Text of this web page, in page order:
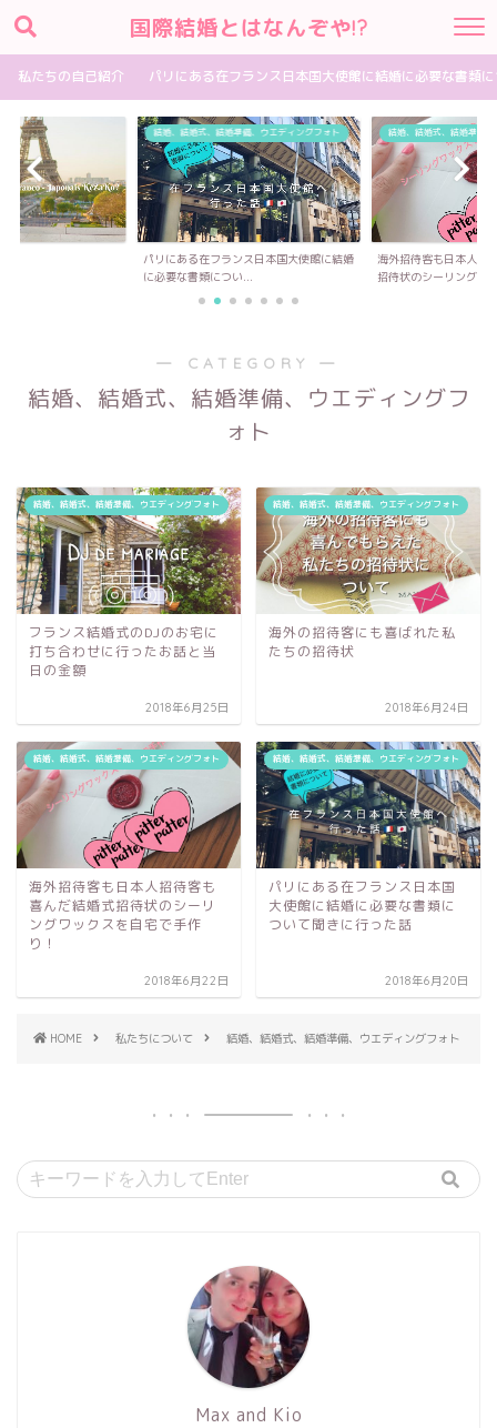
国際結婚とはなんぞや!?
私たちの自己紹介 パリにある在フランス日本国大使館に結婚に必要な書類
結婚、結婚式、結婚準備、ウエディングフォト
パリにある在フランス日本国大使館に結婚
に必要な書類につい...
結婚、結婚式、結婚準備
海外招待客も日本人招
招待状のシーリング...
― CATEGORY ―
結婚、結婚式、結婚準備、ウエディングフ
ォト
結婚、結婚式、結婚準備、ウエディングフォト
フランス結婚式のDJのお宅に
打ち合わせに行ったお話と当
日の金額
2018年6月25日
結婚、結婚式、結婚準備、ウエディングフォト
海外の招待客にも喜ばれた私
たちの招待状
2018年6月24日
結婚、結婚式、結婚準備、ウエディングフォト
海外招待客も日本人招待客も
喜んだ結婚式招待状のシーリ
ングワックスを自宅で手作
り！
2018年6月22日
結婚、結婚式、結婚準備、ウエディングフォト
パリにある在フランス日本国
大使館に結婚に必要な書類に
ついて聞きに行った話
2018年6月20日
HOME 私たちについて 結婚、結婚式、結婚準備、ウエディングフォト
Max and Kio